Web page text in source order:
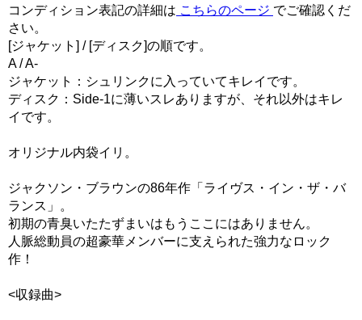
コンディション表記の詳細は こちらのページ でご確認くだ
さい。
[ジャケット] / [ディスク]の順です。
A / A-
ジャケット：シュリンクに入っていてキレイです。
ディスク：Side-1に薄いスレありますが、それ以外はキレ
イです。
オリジナル内袋イリ。
ジャクソン・ブラウンの86年作「ライヴス・イン・ザ・バ
ランス」。
初期の青臭いたたずまいはもうここにはありません。
人脈総動員の超豪華メンバーに支えられた強力なロック
作！
<収録曲>